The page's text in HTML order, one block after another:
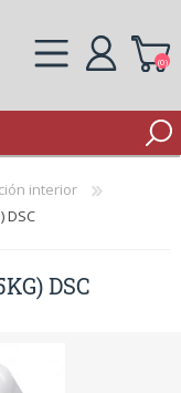
(0)
interior
DSC
DSC